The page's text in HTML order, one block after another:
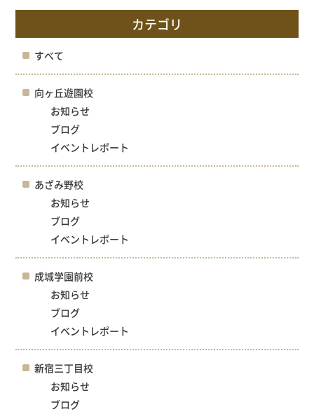
カテゴリ
すべて
向ヶ丘遊園校
お知らせ
ブログ
イベントレポート
あざみ野校
お知らせ
ブログ
イベントレポート
成城学園前校
お知らせ
ブログ
イベントレポート
新宿三丁目校
お知らせ
ブログ